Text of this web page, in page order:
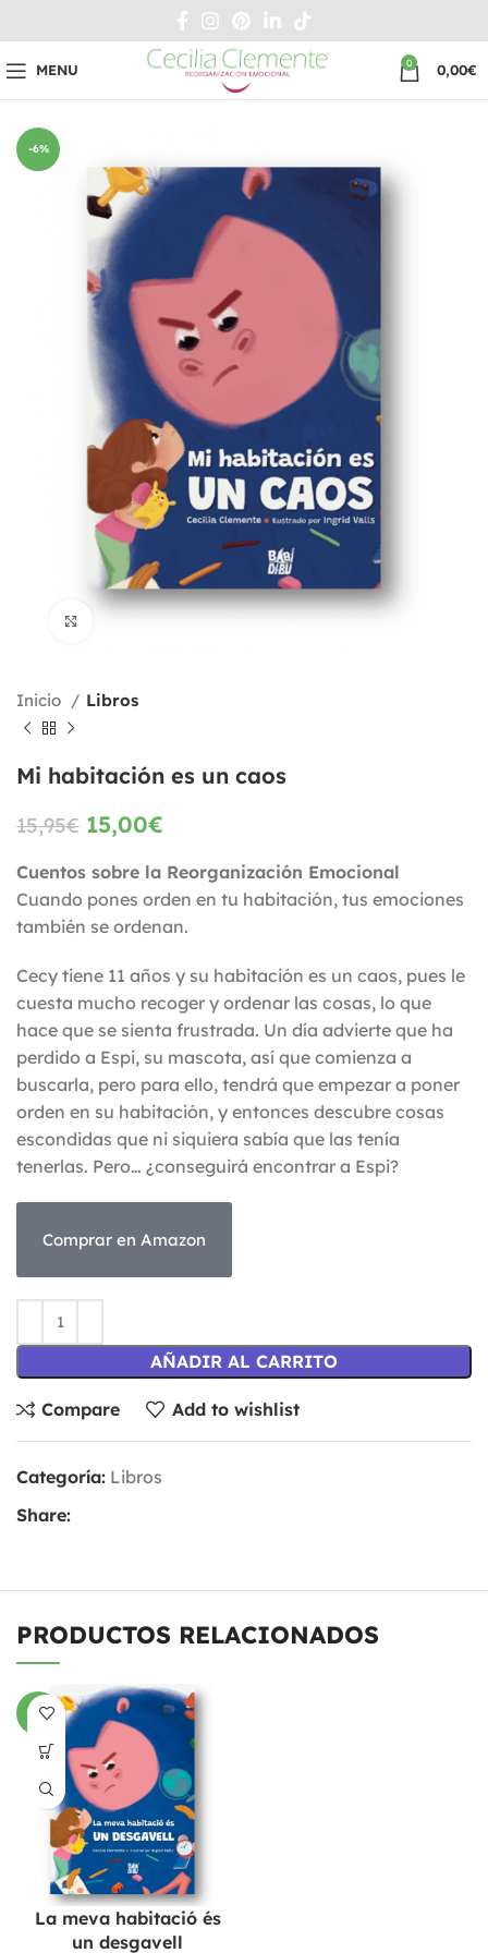
MENU 0 0,00€
-6%
Inicio Libros
Mi habitación es un caos
15,95€ 15,00€
Cuentos sobre la Reorganización Emocional
Cuando pones orden en tu habitación, tus emociones
también se ordenan.
Cecy tiene 11 años y su habitación es un caos, pues le
cuesta mucho recoger y ordenar las cosas, lo que
hace que se sienta frustrada. Un día advierte que ha
perdido a Espi, su mascota, así que comienza a
buscarla, pero para ello, tendrá que empezar a poner
orden en su habitación, y entonces descubre cosas
escondidas que ni siquiera sabía que las tenía
tenerlas. Pero… ¿conseguirá encontrar a Espi?
Comprar en Amazon
AÑADIR AL CARRITO
Compare Add to wishlist
Categoría: Libros
Share:
PRODUCTOS RELACIONADOS
-6%
La meva habitació és
un desgavell